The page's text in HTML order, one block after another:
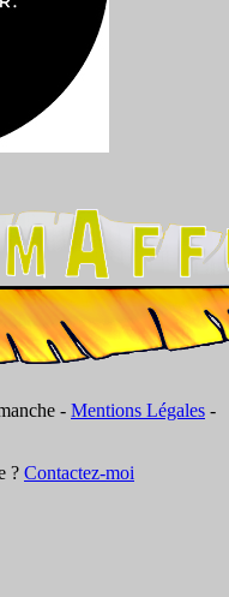
- Mentions Légales -
? Contactez-moi